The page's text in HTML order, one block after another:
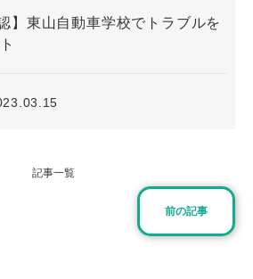
】東山自動車学校でトラブルを
記事一覧
前の記事